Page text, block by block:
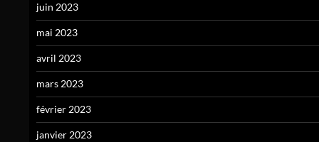
juin 2023
mai 2023
avril 2023
mars 2023
février 2023
janvier 2023